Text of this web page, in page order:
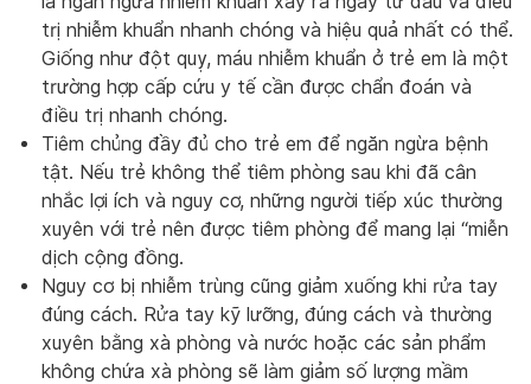
trị nhiễm khuẩn nhanh chóng và hiệu quả nhất có thể.
Giống như đột quỵ, máu nhiễm khuẩn ở trẻ em là một
trường hợp cấp cứu y tế cần được chẩn đoán và
điều trị nhanh chóng.
Tiêm chủng đầy đủ cho trẻ em để ngăn ngừa bệnh
tật. Nếu trẻ không thể tiêm phòng sau khi đã cân
nhắc lợi ích và nguy cơ, những người tiếp xúc thường
xuyên với trẻ nên được tiêm phòng để mang lại “miễn
dịch cộng đồng.
Nguy cơ bị nhiễm trùng cũng giảm xuống khi rửa tay
đúng cách. Rửa tay kỹ lưỡng, đúng cách và thường
xuyên bằng xà phòng và nước hoặc các sản phẩm
không chứa xà phòng sẽ làm giảm số lượng mầm